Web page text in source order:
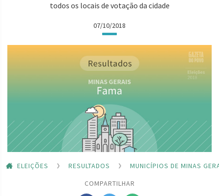
todos os locais de votação da cidade
07/10/2018
ELEIÇÕES RESULTADOS
MUNICÍPIOS DE MINAS
COMPARTILHAR